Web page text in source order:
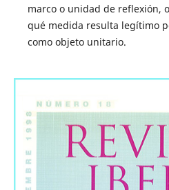
marco o unidad de reflexión,
qué medida resulta legítimo
como objeto unitario.